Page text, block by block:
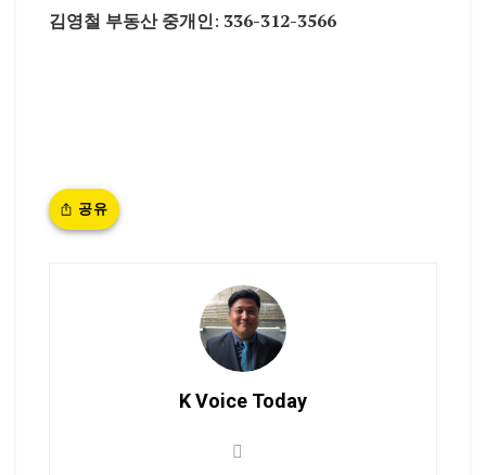
김영철 부동산 중개인: 336-312-3566
공유
K Voice Today